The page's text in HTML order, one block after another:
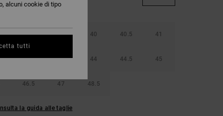
38.5 39 40 40.5 41
42.5 43 44 44.5 45
46.5 47 48.5
la guida alle taglie
alcuni cookie di tipo
tutti